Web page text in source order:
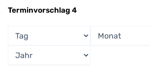
Terminvorschlag 4